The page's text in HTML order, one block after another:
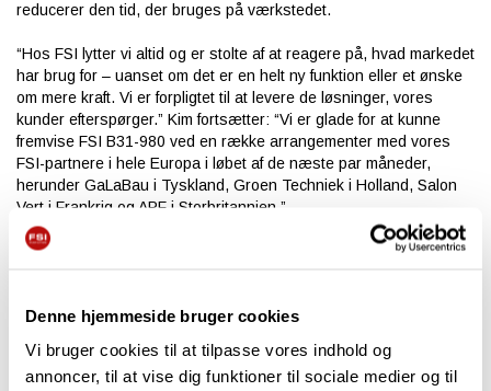
Denne hjemmeside bruger cookies
Vi bruger cookies til at tilpasse vores indhold og
annoncer, til at vise dig funktioner til sociale medier og til
reducerer den tid, der bruges på værkstedet.
“Hos FSI lytter vi altid og er stolte af at reagere på, hvad markedet
har brug for – uanset om det er en helt ny funktion eller et ønske
om mere kraft. Vi er forpligtet til at levere de løsninger, vores
kunder efterspørger.” Kim fortsætter: “Vi er glade for at kunne
fremvise FSI B31-980 ved en række arrangementer med vores
FSI-partnere i hele Europa i løbet af de næste par måneder,
herunder GaLaBau i Tyskland, Groen Techniek i Holland, Salon
Vert i Frankrig og APF i Storbritannien.”
e, der kommer til APF for at se den nye FSI B31-980 eller for at
SLUT